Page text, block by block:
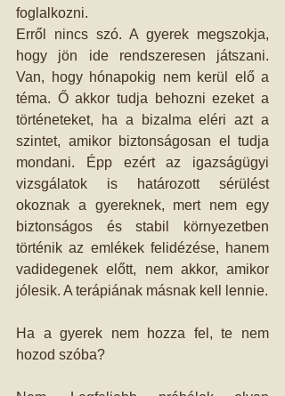
foglalkozni.
Erről nincs szó. A gyerek megszokja,
hogy jön ide rendszeresen játszani.
Van, hogy hónapokig nem kerül elő a
téma. Ő akkor tudja behozni ezeket a
történeteket, ha a bizalma eléri azt a
szintet, amikor biztonságosan el tudja
mondani. Épp ezért az igazságügyi
vizsgálatok is határozott sérülést
okoznak a gyereknek, mert nem egy
biztonságos és stabil környezetben
történik az emlékek felidézése, hanem
vadidegenek előtt, nem akkor, amikor
Ha a gyerek nem hozza fel, te nem
hozod szóba?